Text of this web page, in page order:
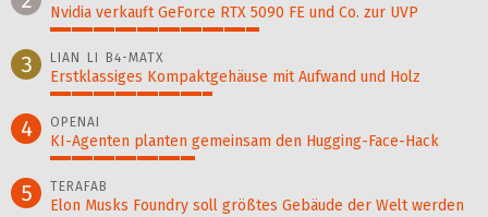
Nvidia verkauft GeForce RTX 5090 FE und Co. zur UVP
3 LIAN LI B4-MATX
Erstklassiges Kompaktgehäuse mit Aufwand und Holz
4 OPENAI
KI-Agenten planten gemein­sam den Hugging-Face-Hack
5 TERAFAB
Elon Musks Foundry soll größ­tes Gebäude der Welt werden